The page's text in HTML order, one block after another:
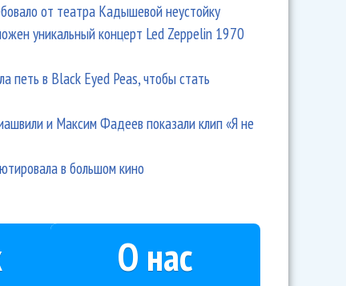
от театра Кадышевой неустойку
уникальный концерт Led Zeppelin 1970
петь в Black Eyed Peas, чтобы стать
и Максим Фадеев показали клип «Я не
в большом кино
О нас